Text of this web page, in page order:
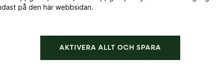
på den här webbsidan.
AKTIVERA ALLT OCH SPARA